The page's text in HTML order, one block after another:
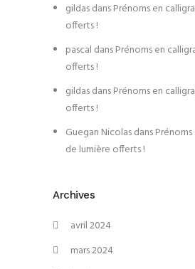
gildasdansPrénoms en
offerts !
pascal dansPrénoms en
offerts !
gildasdansPrénoms en
offerts !
Guegan Nicolasdans
de lumière offerts !
Archives
avril 2024
mars 2024